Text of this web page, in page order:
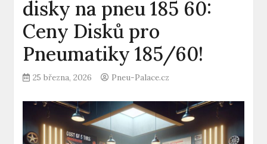
disky na pneu 185 60:
Ceny Disků pro
Pneumatiky 185/60!
25 března, 2026 Pneu-Palace.cz